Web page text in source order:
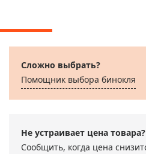
Сложно выбрать?
Помощник выбора бинокля
Не устраивает цена товара?
Сообщить, когда цена